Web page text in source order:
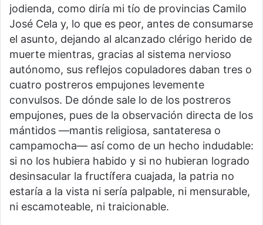
jodienda, como diría mi tío de provincias Camilo
José Cela y, lo que es peor, antes de consumarse
el asunto, dejando al alcanzado clérigo herido de
muerte mientras, gracias al sistema nervioso
autónomo, sus reflejos copuladores daban tres o
cuatro postreros empujones levemente
convulsos. De dónde sale lo de los postreros
empujones, pues de la observación directa de los
mántidos —mantis religiosa, santateresa o
campamocha— así como de un hecho indudable:
si no los hubiera habido y si no hubieran logrado
desinsacular la fructífera cuajada, la patria no
estaría a la vista ni sería palpable, ni mensurable,
ni escamoteable, ni traicionable.